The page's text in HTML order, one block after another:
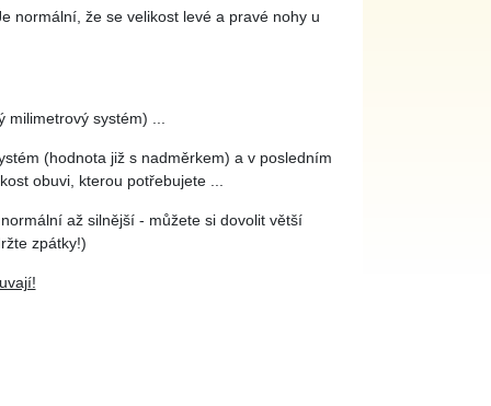
normální, že se velikost levé a pravé nohy u
milimetrový systém) ...
(hodnota již s nadměrkem) a v posledním
obuvi, kterou potřebujete ...
až silnější - můžete si dovolit větší
zpátky!)